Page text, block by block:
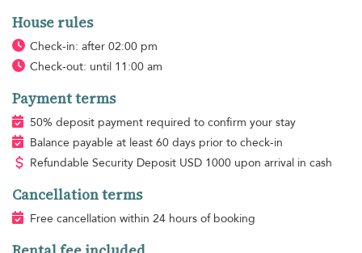
House rules
Check-in: after 02:00 pm
Check-out: until 11:00 am
Payment terms
50% deposit payment required to confirm your stay
Balance payable at least 60 days prior to check-in
Refundable Security Deposit USD1000 upon arrival in cash
Cancellation terms
Free cancellation within 24 hours of booking